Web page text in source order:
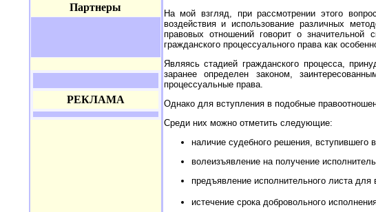
Партнеры
РЕКЛАМА
На мой взгляд, при рассмотрении этого
воздействия и использование различных
правовых отношений говорит о
гражданского процессуального права как
Являясь стадией гражданского процесса,
заранее определен законом,
процессуальные права.
Однако для вступления в подобные
Среди них можно отметить следующие:
наличие судебного решения, вступившего
волеизъявление на получение
предъявление исполнительного листа для
истечение срока добровольного